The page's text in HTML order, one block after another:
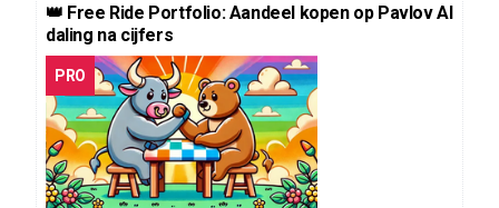
👑 Free Ride Portfolio: Aandeel kopen op Pavlov AI
daling na cijfers
PRO